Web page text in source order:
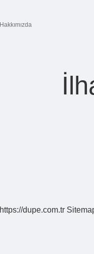
Hakkımızda
https://dupe.com.tr